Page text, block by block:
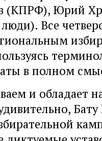
(КПРФ), Юрий
Все
в полном
и обладает